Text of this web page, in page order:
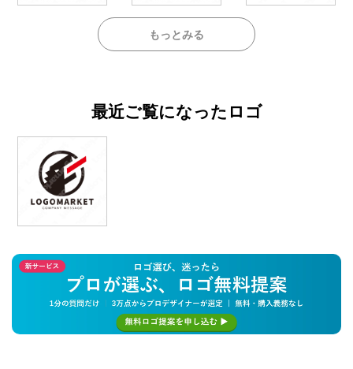
もっとみる
最近ご覧になったロゴ